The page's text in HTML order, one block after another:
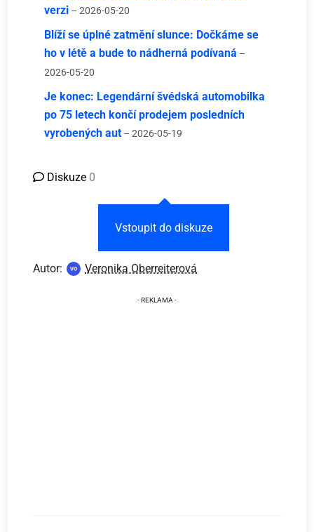
verzi – 2026-05-20
Blíží se úplné zatmění slunce: Dočkáme se
ho v létě a bude to nádherná podívaná –
2026-05-20
Je konec: Legendární švédská automobilka
po 75 letech končí prodejem posledních
vyrobených aut – 2026-05-19
Diskuze 0
Vstoupit do diskuze
Autor: Veronika Oberreiterová